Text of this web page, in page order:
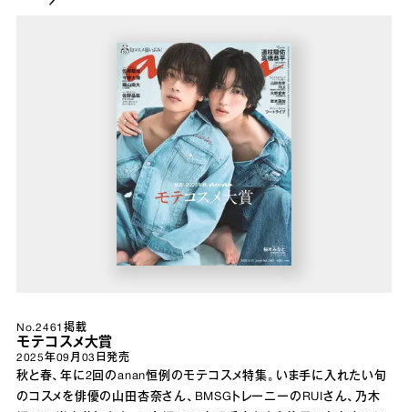
No.2461掲載
モテコスメ大賞
2025年09月03日 発売
秋と春、年に2回のanan恒例のモテコスメ特集。いま手に入れたい旬
のコスメを俳優の山田杏奈さん、BMSGトレーニーのRUIさん、乃木